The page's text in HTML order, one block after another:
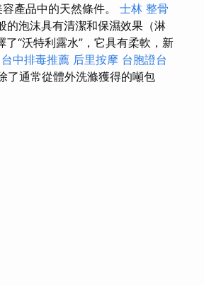
產品中的天然條件。 士林 整骨
的泡沫具有清潔和保濕效果（淋
“沃特利露水”，它具有柔軟，新
台中排毒推薦 后里按摩 台胞證台
了通常從體外洗滌獲得的噸包